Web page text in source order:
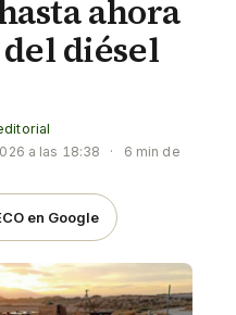
ahora
diésel
a las 18:38 ·
6 min de
en Google